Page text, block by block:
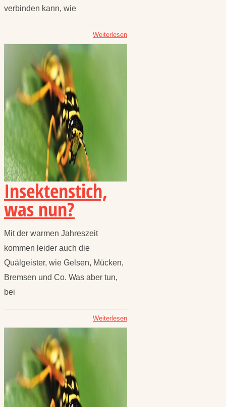
verbinden kann, wie
Weiterlesen
Insektenstich,
was nun?
Mit der warmen Jahreszeit
kommen leider auch die
Quälgeister, wie Gelsen, Mücken,
Bremsen und Co. Was aber tun,
bei
Weiterlesen